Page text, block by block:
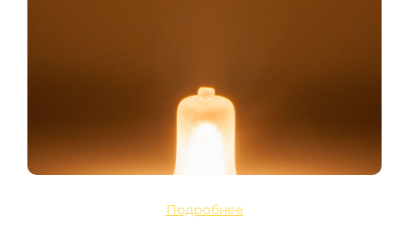
Подробнее